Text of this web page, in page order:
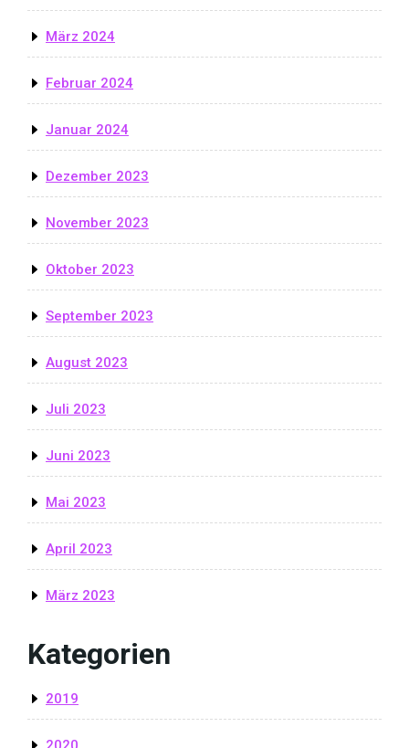
März 2024
Februar 2024
Januar 2024
Dezember 2023
November 2023
Oktober 2023
September 2023
August 2023
Juli 2023
Juni 2023
Mai 2023
April 2023
März 2023
Kategorien
2019